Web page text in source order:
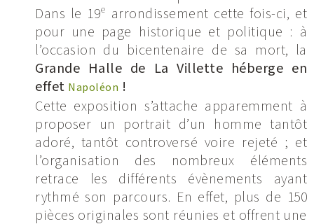
Dans le 19e arrondissement cette fois-ci, et
pour une page historique et politique : à
l’occasion du bicentenaire de sa mort, la
Grande Halle de La Villette héberge en
effet Napoléon !
Cette exposition s’attache apparemment à
proposer un portrait d’un homme tantôt
adoré, tantôt controversé voire rejeté ; et
l’organisation des nombreux éléments
retrace les différents évènements ayant
rythmé son parcours. En effet, plus de 150
pièces originales sont réunies et offrent une